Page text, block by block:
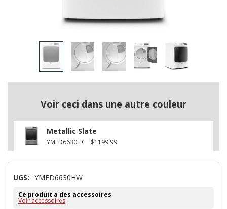
Voir ceci dans une autre couleur
Metallic Slate
YMED6630HC $1199.99
UGS: YMED6630HW
Ce produit a des accessoires
Voir accessoires